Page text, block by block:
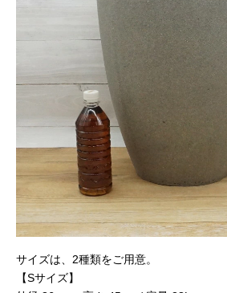
サイズは、2種類をご用意。
【Sサイズ】